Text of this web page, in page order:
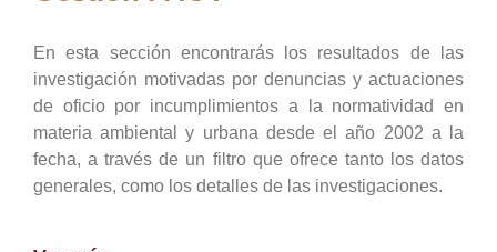
En esta sección encontrarás los resultados de las
investigación motivadas por denuncias y actuaciones
de oficio por incumplimientos a la normatividad en
materia ambiental y urbana desde el año 2002 a la
fecha, a través de un filtro que ofrece tanto los datos
generales, como los detalles de las investigaciones.